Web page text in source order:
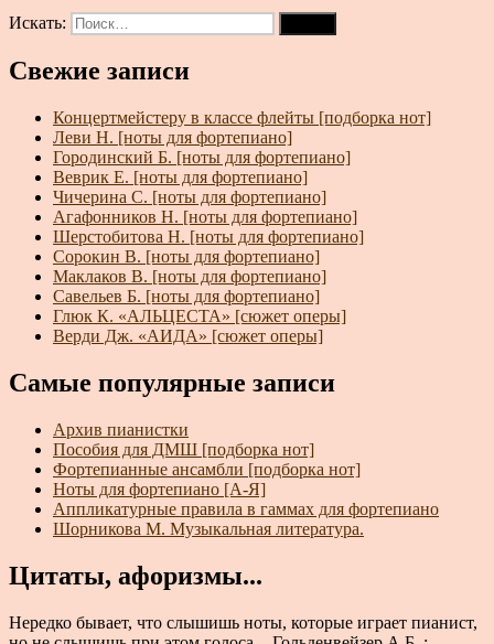
Искать:
Свежие записи
Концертмейстеру в классе флейты [подборка нот]
Леви Н. [ноты для фортепиано]
Городинский Б. [ноты для фортепиано]
Веврик Е. [ноты для фортепиано]
Чичерина С. [ноты для фортепиано]
Агафонников Н. [ноты для фортепиано]
Шерстобитова Н. [ноты для фортепиано]
Сорокин В. [ноты для фортепиано]
Маклаков В. [ноты для фортепиано]
Савельев Б. [ноты для фортепиано]
Глюк К. «АЛЬЦЕСТА» [сюжет оперы]
Верди Дж. «АИДА» [сюжет оперы]
Самые популярные записи
Архив пианистки
Пособия для ДМШ [подборка нот]
Фортепианные ансамбли [подборка нот]
Ноты для фортепиано [А-Я]
Аппликатурные правила в гаммах для фортепиано
Шорникова М. Музыкальная литература.
Цитаты, афоризмы...
Нередко бывает, что слышишь ноты, которые играет пианист,